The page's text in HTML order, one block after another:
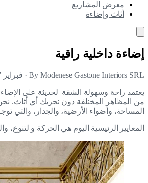
معرض المشاريع
أثاث وإضاءة
إضاءة داخلية راقية
By Modenese Gastone Interiors SRL
· فبراير 7, 2026
يعتمد راحة وسهولة الشقة الحديثة على
من المظاهر المختلفة دون تحريك أي أثاث.
المساحة، وأضواء الأرضية، والجدار، والتي
المعايير الرئيسية اليوم هي الحركة